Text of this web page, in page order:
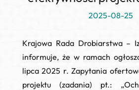
2025-08-25
Krajowa Rada Drobiarstwa –
informuje, że w ramach
lipca 2025 r. Zapytania
projektu (zadania) pt.: